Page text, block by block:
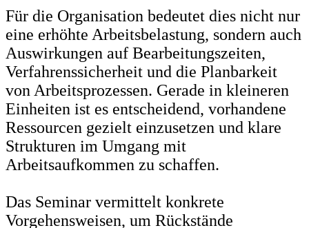
Für die Organisation bedeutet dies nicht nur
eine erhöhte Arbeitsbelastung, sondern auch
Auswirkungen auf Bearbeitungszeiten,
Verfahrenssicherheit und die Planbarkeit
von Arbeitsprozessen. Gerade in kleineren
Einheiten ist es entscheidend, vorhandene
Ressourcen gezielt einzusetzen und klare
Strukturen im Umgang mit
Arbeitsaufkommen zu schaffen.
Das Seminar vermittelt konkrete
Vorgehensweisen, um Rückstände